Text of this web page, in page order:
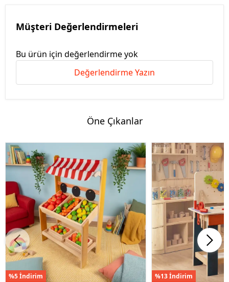
Müşteri Değerlendirmeleri
Bu ürün için değerlendirme yok
Değerlendirme Yazın
Öne Çıkanlar
%5 İndirim %13 İndirim